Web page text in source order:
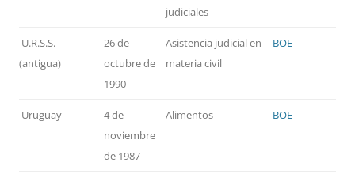
judiciales
U.R.S.S.
(antigua)
26 de
octubre de
1990
Asistencia judicial en
materia civil
BOE
Uruguay
4 de
noviembre
de 1987
Alimentos BOE